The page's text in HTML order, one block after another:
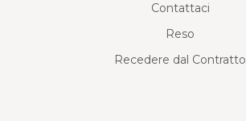
Contattaci
Reso
Recedere dal Contratto